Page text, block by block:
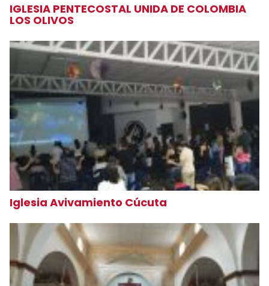
IGLESIA PENTECOSTAL UNIDA DE COLOMBIA
LOS OLIVOS
Iglesia Avivamiento Cúcuta